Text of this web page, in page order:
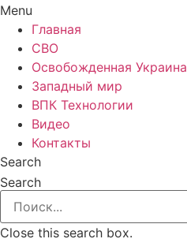
Menu
Главная
СВО
Освобожденная Украина
Западный мир
ВПК Технологии
Видео
Контакты
Search
Search
Close this search box.